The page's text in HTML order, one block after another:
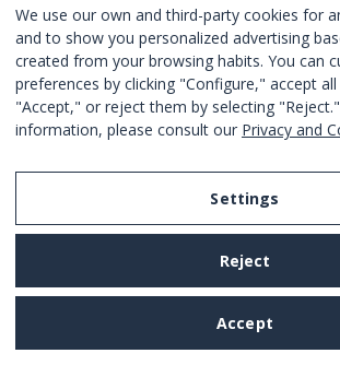
SPECJALNA OFERTA TYLKO
ÁTICO EN EL CENTRO DE BARCELONA
We use our own and third-party cookies for
and to show you personalized advertising
created from your browsing habits. You can
preferences by clicking "Configure," accept
"Accept," or reject them by selecting
information, please consult our Privacy and
Settings
Reject
Accept